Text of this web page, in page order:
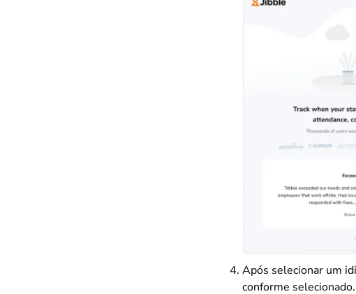
Após selecionar um
conforme selecionado.